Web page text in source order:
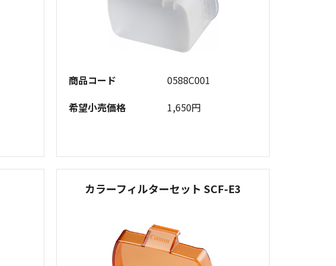
商品コード
0588C001
希望小売価格
1,650円
カラーフィルターセット SCF-E3